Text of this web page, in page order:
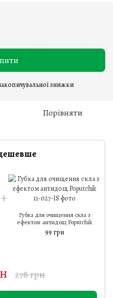
знижки
Порівняти
Губка для очищення скла з
ефектом антидощ Poputchik
99 грн
278 грн